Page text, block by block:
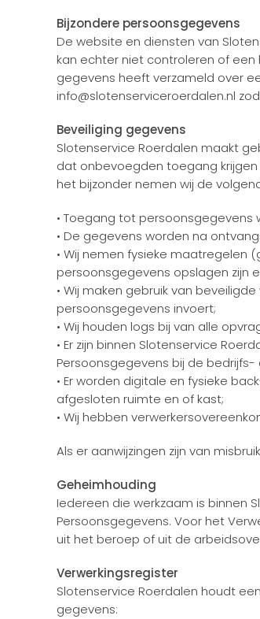
Bijzondere persoonsgegevens
De website en diensten van
kan echter niet controleren of een
gegevens heeft verzameld over
info@slotenserviceroerdalen.nl
Beveiliging gegevens
Slotenservice Roerdalen maakt
dat onbevoegden toegang krijgen
het bijzonder nemen wij de
• Toegang tot
• De gegevens worden na
• Wij nemen fysieke maatregelen
persoonsgegevens opslagen zijn
• Wij maken gebruik van
persoonsgegevens invoert;
• Wij houden logs bij van alle
• Er zijn binnen Slotenservice
Persoonsgegevens bij de
• Er worden digitale en fysieke
afgesloten ruimte en of kast;
• Wij hebben
Als er aanwijzingen zijn van
Geheimhouding
Iedereen die werkzaam is binnen
Persoonsgegevens. Voor het
uit het beroep of uit de
Verwerkingsregister
Slotenservice Roerdalen houdt
gegevens: